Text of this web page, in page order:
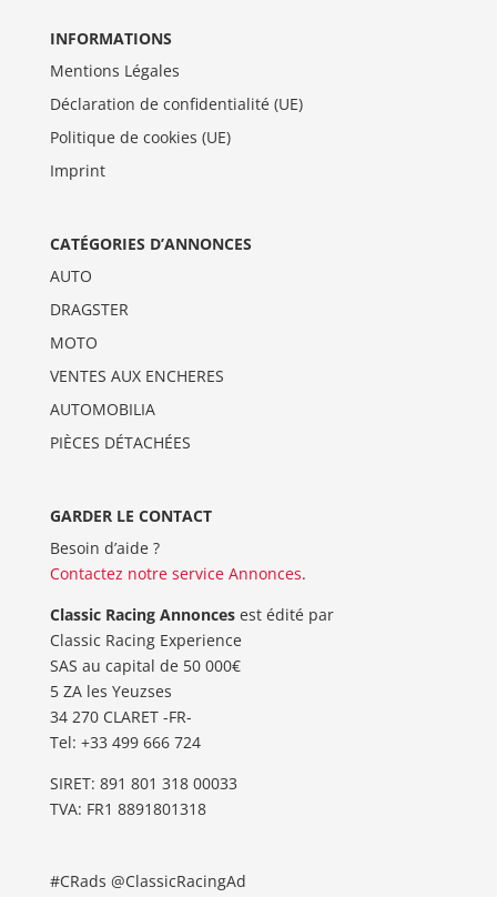
INFORMATIONS
Mentions Légales
Déclaration de confidentialité (UE)
Politique de cookies (UE)
Imprint
CATÉGORIES D’ANNONCES
AUTO
DRAGSTER
MOTO
VENTES AUX ENCHERES
AUTOMOBILIA
PIÈCES DÉTACHÉES
GARDER LE CONTACT
Besoin d’aide ?
Contactez notre service Annonces.
Classic Racing Annoncesest édité par
Classic Racing Experience
SAS au capital de 50 000€
5 ZA les Yeuzses
34 270 CLARET -FR-
Tel: ‭+33 499 666 724‬
SIRET: 891 801 318 00033
TVA: FR1 8891801318
#CRads @ClassicRacingAd